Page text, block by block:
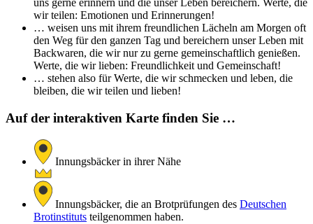
wir teilen: Emotionen und Erinnerungen!
… weisen uns mit ihrem freundlichen Lächeln am Morgen oft
den Weg für den ganzen Tag und bereichern unser Leben mit
Backwaren, die wir nur zu gerne gemeinschaftlich genießen.
Werte, die wir lieben: Freundlichkeit und Gemeinschaft!
… stehen also für Werte, die wir schmecken und leben, die
bleiben, die wir teilen und lieben!
Auf der interaktiven Karte finden Sie …
Innungsbäcker in ihrer Nähe
Innungsbäcker, die an Brotprüfungen des Deutschen
Brotinstituts teilgenommen haben.